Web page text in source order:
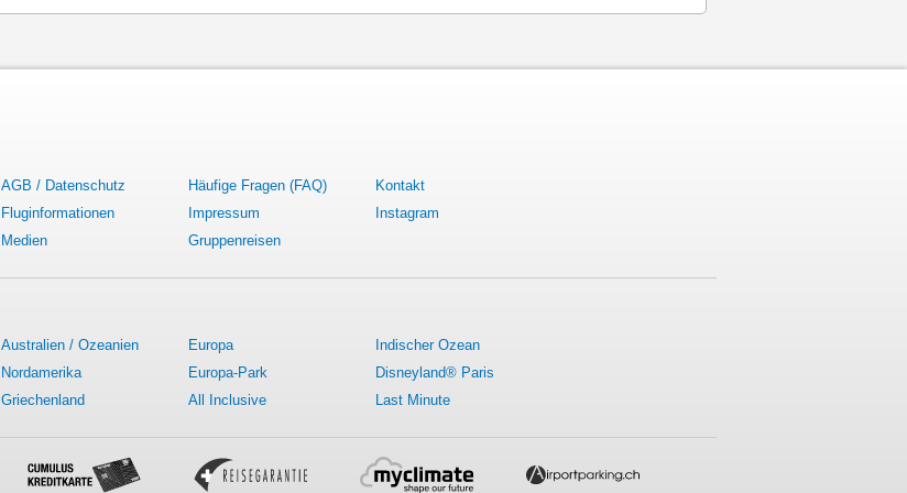
AGB / Datenschutz Häufige Fragen (FAQ)
Kontakt
Fluginformationen Impressum
Instagram
Medien Gruppenreisen
Australien / Ozeanien Europa
Indischer Ozean
Nordamerika Europa-Park
Disneyland® Paris
Griechenland All Inclusive Last Minute